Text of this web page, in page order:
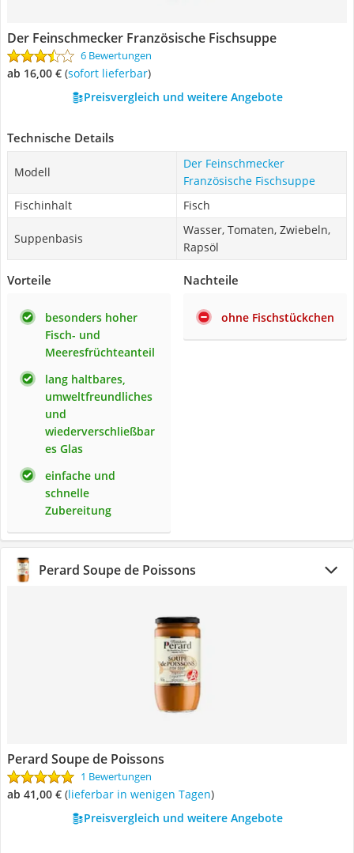
Der Feinschmecker Französische Fischsuppe
6 Bewertungen
ab 16,00 € ( Sofort lieferbar)
Preisvergleich und weitere Angebote
Technische Details
Modell
Der Feinschmecker
Französische Fischsuppe
Fischinhalt
Fisch
Suppenbasis
Wasser, Tomaten, Zwiebeln,
Rapsöl
Vorteile
besonders hoher
Fisch- und
Meeresfrüchteanteil
lang haltbares,
umweltfreundliches
und
wiederverschließbar
es Glas
einfache und
schnelle
Zubereitung
Nachteile
ohne Fischstückchen
Perard Soupe de Poissons
Perard Soupe de Poissons
1 Bewertungen
ab 41,00 € ( Lieferbar in wenigen Tagen)
Preisvergleich und weitere Angebote